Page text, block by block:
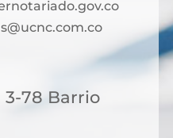
3-78 Barrio